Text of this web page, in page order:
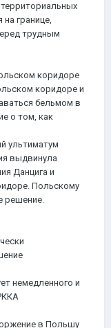
границе,
трудным
коридоре
коридоре и
бельмом в
о том, как
ультиматум
выдвинула
Данцига и
Польскому
решение.
немедленного и
в Польшу